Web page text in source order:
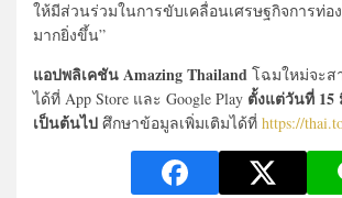
ให้มีส่วนร่วมในการขับเคลื่อนเศรษฐกิจการท่อ
มากยิ่งขึ้น”
แอปพลิเคชัน Amazing Thailand โฉมใหม่จะส
ได้ที่ App Store และ Google Play ตั้งแต่วันที่ 15
เป็นต้นไป ศึกษาข้อมูลเพิ่มเติมได้ที่ https://